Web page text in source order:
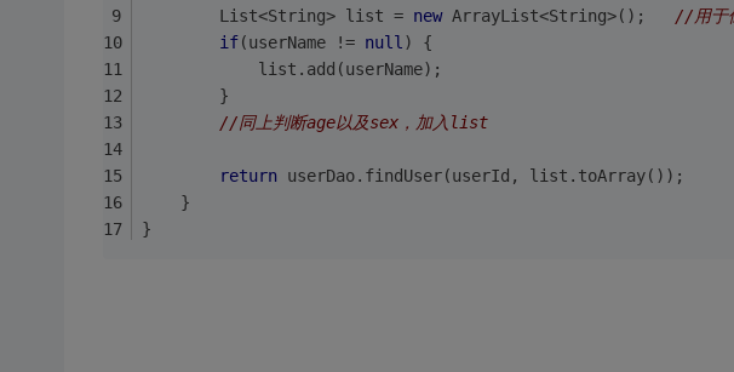
        List<String> list =
new ArrayList<String>(); //用于
if(userName != null ) {
            list.add(userName);
        }
//同上判断age以及sex，加入list
return userDao.findUser(userId, list.toArray());
    }
}